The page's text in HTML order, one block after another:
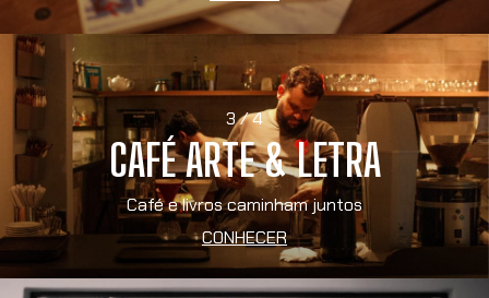
3 / 4
CAFÉ ARTE & LETRA
Café e livros caminham juntos
CONHECER